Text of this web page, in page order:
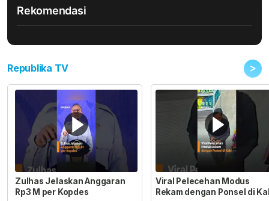
Rekomendasi
Republika TV >
Zulhas Jelaskan Anggaran
Rp3 M per Kopdes
Viral Pelecehan Modus
Rekam dengan Ponsel di